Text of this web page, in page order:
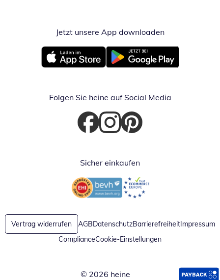
Jetzt unsere App downloadenÖffnet in
Öffnet in neuem FensterÖffnet in neuem Fenster
Folgen Sie heine auf Social Media
Öffnet in neuem Fenster
Öffnet in neuem Fenster
Öffnet in neuem Fenster
Sicher einkaufen
Öffnet in neuem FensterÖffnet in neuem Fenster
Vertrag widerrufen AGBDatenschutzBarrierefreiheitImpressum
ComplianceCookie-Einstellungen
© 2026 heine